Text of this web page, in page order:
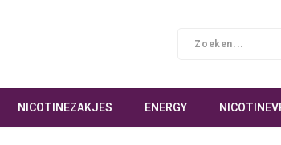
NICOTINEZAKJES ENERGY